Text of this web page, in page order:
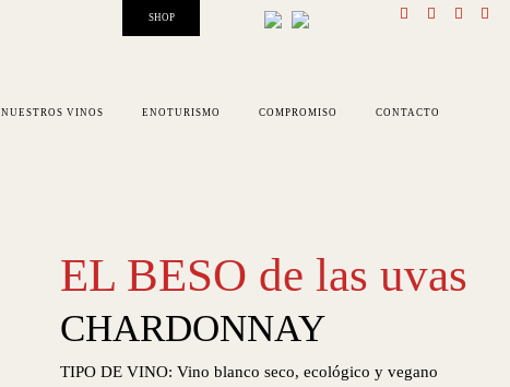
SHOP
NUESTROS VINOS ENOTURISMO COMPROMISO CONTACTO
EL BESO de las uvas
CHARDONNAY
TIPO DE VINO: Vino blanco seco, ecológico y vegano